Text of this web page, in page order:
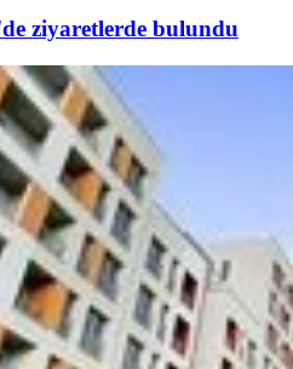
ziyaretlerde bulundu